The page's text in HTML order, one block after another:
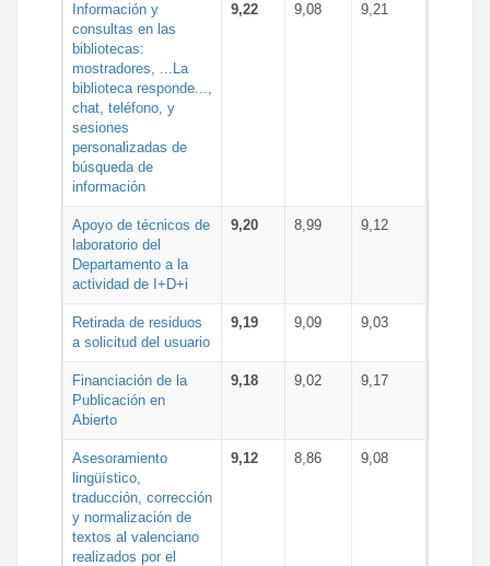
Información y
consultas en las
bibliotecas:
mostradores, ...La
biblioteca responde...,
chat, teléfono, y
sesiones
personalizadas de
búsqueda de
información
9,22 9,08 9,21
Apoyo de técnicos de
laboratorio del
Departamento a la
actividad de I+D+i
9,20 8,99 9,12
Retirada de residuos
a solicitud del usuario
9,19 9,09 9,03
Financiación de la
Publicación en
Abierto
9,18 9,02 9,17
Asesoramiento
lingüístico,
traducción, corrección
y normalización de
textos al valenciano
realizados por el
9,12 8,86 9,08